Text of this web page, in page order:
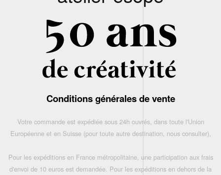
Conditions générales de vente
Votre commande est expédiée sous 24h ouvrés, dans toute l'Union
Européenne et en Suisse (pour toute autre destination, nous consulter),
Pour les expéditions en France métropolitaine, une participation aux frais
d'envoi de 10 euros est demandée. Pour les expéditions en dehors de la